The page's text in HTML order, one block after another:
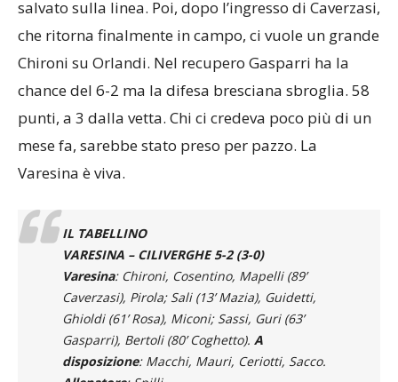
occasioni, la prima per Sassi, il cui tentativo è
salvato sulla linea. Poi, dopo l’ingresso di Caverzasi,
che ritorna finalmente in campo, ci vuole un grande
Chironi su Orlandi. Nel recupero Gasparri ha la
chance del 6-2 ma la difesa bresciana sbroglia. 58
punti, a 3 dalla vetta. Chi ci credeva poco più di un
mese fa, sarebbe stato preso per pazzo. La
Varesina è viva.
IL TABELLINO
VARESINA – CILIVERGHE 5-2 (3-0)
Varesina
: Chironi, Cosentino, Mapelli (89’
Caverzasi), Pirola; Sali (13’ Mazia), Guidetti,
Ghioldi (61’ Rosa), Miconi; Sassi, Guri (63’
Gasparri), Bertoli (80’ Coghetto).